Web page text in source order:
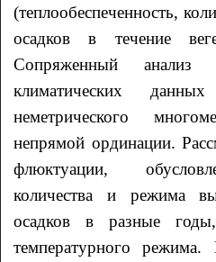
(теплообеспеченность,
осадков в течение
Сопряженный анализ
климатических
неметрического
непрямой ординации.
флюктуации,
количества и режима
осадков в разные
температурного режима.